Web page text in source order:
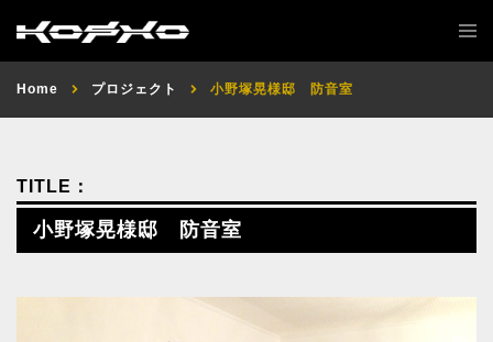
Home プロジェクト 小野塚晃様邸 防音室
小野塚晃様邸 防音室